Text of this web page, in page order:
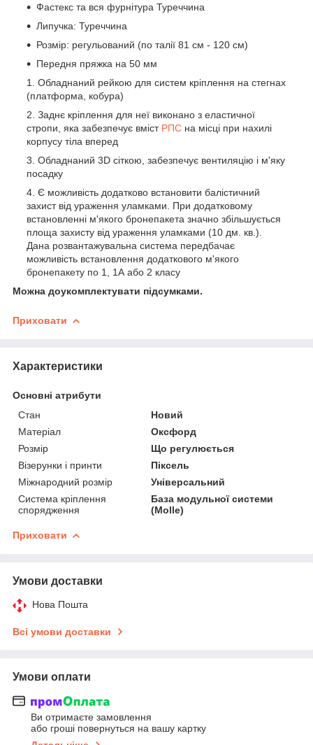
Фастекс та вся фурнітура Туреччина
Липучка: Туреччина
Розмір: регульований (по талії 81 см - 120 см)
Передня пряжка на 50 мм
Обладнаний рейкою для систем кріплення на стегнах
(платформа, кобура)
Заднє кріплення для неї виконано з еластичної
стропи, яка забезпечує вміст РПС на місці при нахилі
корпусу тіла вперед
Обладнаний 3D сіткою, забезпечує вентиляцію і м'яку
посадку
Є можливість додатково встановити балістичний
захист від ураження уламками. При додатковому
встановленні м'якого бронепакета значно збільшується
площа захисту від ураження уламками (10 дм. кв.).
Дана розвантажувальна система передбачає
можливість встановлення додаткового м'якого
бронепакету по 1, 1А або 2 класу
Можна доукомплектувати підсумками.
Приховати
Характеристики
Основні атрибути
Стан
Новий
Матеріал
Оксфорд
Розмір
Що регулюється
Візерунки і принти
Піксель
Міжнародний розмір
Універсальний
Система кріплення
спорядження
База модульної системи
(Molle)
Приховати
Умови доставки
Нова Пошта
Всі умови доставки
Умови оплати
Ви отримаєте замовлення
або гроші повернуться на вашу картку